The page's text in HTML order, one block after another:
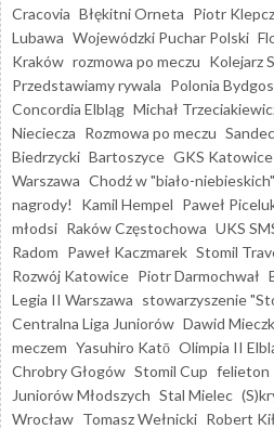
Cracovia Błękitni Orneta Piotr
Lubawa Wojewódzki Puchar Polski
Kraków rozmowa po meczu Kolejarz
Przedstawiamy rywala Polonia
Concordia Elbląg Michał
Nieciecza Rozmowa po meczu
Biedrzycki Bartoszyce GKS Katowice
Warszawa Chodź w "biało-
nagrody!
Kamil Hempel Paweł
młodsi Raków Częstochowa UKS
Radom Paweł Kaczmarek Stomil
Rozwój Katowice Piotr Darmochwał
Legia II Warszawa stowarzyszenie
Centralna Liga Juniorów Dawid
meczem Yasuhiro Katō Olimpia II
Chrobry Głogów Stomil Cup felieton
Juniorów Młodszych Stal Mielec
Wrocław Tomasz Wełnicki Robert